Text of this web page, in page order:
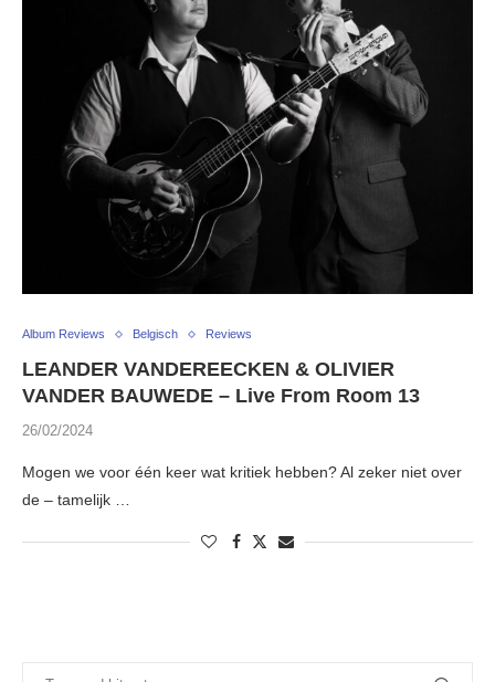
Album Reviews Belgisch Reviews
LEANDER VANDEREECKEN & OLIVIER
VANDER BAUWEDE – Live From Room 13
26/02/2024
Mogen we voor één keer wat kritiek hebben? Al zeker niet over
de – tamelijk …